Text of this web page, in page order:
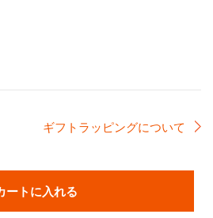
ギフトラッピングについて
ートに入れる